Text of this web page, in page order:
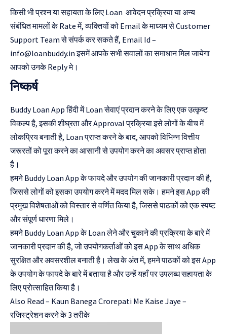
किसी भी प्रश्न या सहायता के लिए Loan आवेदन प्रक्रिया या अन्य
संबंधित मामलों के Rate में, व्यक्तियों को Email के माध्यम से Customer
Support Team से संपर्क कर सकते हैं, Email Id –
info@loanbuddy.inइसमें आपके सभी सवालों का समाधान मिल जायेगा
आपको उनके Reply मे।
निष्कर्ष
Buddy Loan App हिंदी में Loan सेवाएं प्रदान करने के लिए एक उत्कृष्ट
विकल्प है, इसकी शीघ्रता और Approval प्रक्रिया इसे लोगों के बीच में
लोकप्रिय बनाती है, Loan प्राप्त करने के बाद, आपको विभिन्न वित्तीय
जरूरतों को पूरा करने का आसानी से उपयोग करने का अवसर प्राप्त होता
है।
हमने Buddy Loan App के फायदे और उपयोग की जानकारी प्रदान की है,
जिससे लोगों को इसका उपयोग करने में मदद मिल सके। हमने इस App की
प्रमुख विशेषताओं को विस्तार से वर्णित किया है, जिससे पाठकों को एक स्पष्ट
और संपूर्ण धारणा मिले।
हमने Buddy Loan App के Loan लेने और चुकाने की प्रक्रिया के बारे में
जानकारी प्रदान की है, जो उपयोगकर्ताओं को इस App के साथ अधिक
सुरक्षित और अवसरशील बनाती है। लेख के अंत में, हमने पाठकों को इस App
के उपयोग के फायदे के बारे में बताया है और उन्हें यहाँ पर उपलब्ध सहायता के
लिए प्रोत्साहित किया है।
Also Read – Kaun Banega Crorepati Me Kaise Jaye –
रजिस्ट्रेशन करने के 3 तरीके